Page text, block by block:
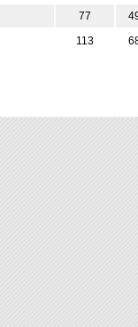
77
113